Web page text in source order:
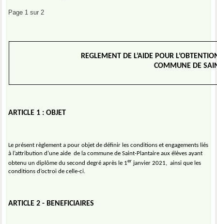
Page 1 sur 2
REGLEMENT DE L’AIDE POUR
COMMUNE DE
ARTICLE 1 : OBJET
Le présent règlement a pour objet de définir les conditions et engagements liés
à l’attribution d’une aide de la commune de Saint-Plantaire aux élèves ayant
obtenu un diplôme du second degré après le 1er janvier 2021, ainsi que les
conditions d’octroi de celle-ci.
ARTICLE 2 - BENEFICIAIRES